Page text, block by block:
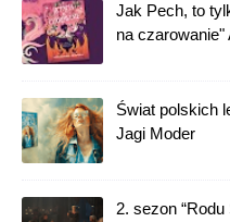
Jak Pech, to
na
Świat polskich
Jagi Moder
2. sezon “Rodu